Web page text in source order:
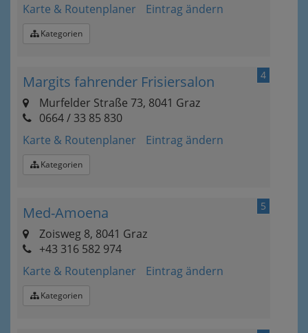
Karte & Routenplaner
Eintrag ändern
Kategorien
4
Margits fahrender Frisiersalon
Murfelder Straße 73, 8041 Graz
0664 / 33 85 830
Karte & Routenplaner
Eintrag ändern
Kategorien
5
Med-Amoena
Zoisweg 8, 8041 Graz
+43 316 582 974
Karte & Routenplaner
Eintrag ändern
Kategorien